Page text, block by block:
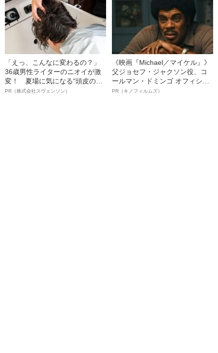
「えっ、こんなに変わるの？」
36歳男性ライターのニオイが激
変！ 夏場に気になる“頭皮のニ
オイ”や“ベタつき”を解消す
PR（株式会社スヴェンソン）
《映画『Michael／マイケル』》
父ジョセフ・ジャクソン役、コ
ールマン・ドミンゴ オフィシャ
ルインタビュー“観客を魅了した
PR（キノフィルムズ）